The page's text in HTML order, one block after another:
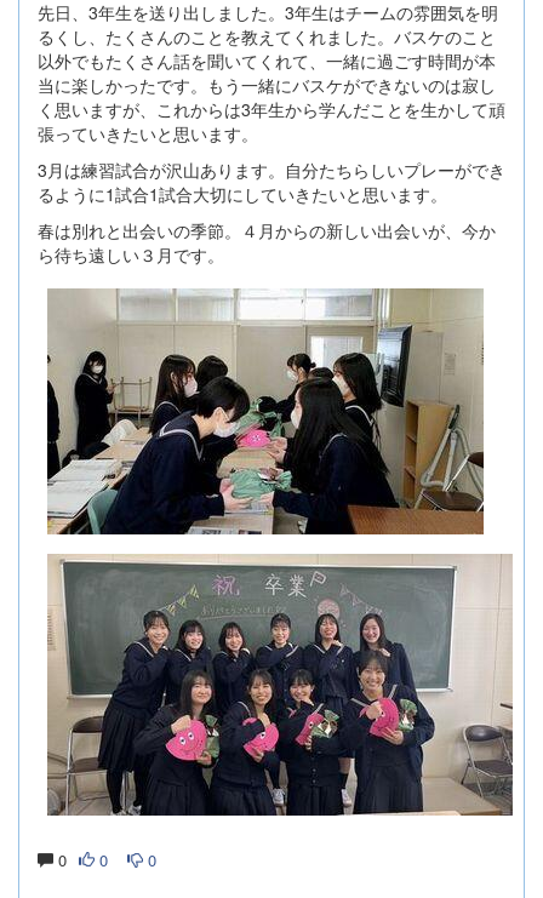
先日、3年生を送り出しました。3年生はチームの雰囲気を明
るくし、たくさんのことを教えてくれました。バスケのこと
以外でもたくさん話を聞いてくれて、一緒に過ごす時間が本
当に楽しかったです。もう一緒にバスケができないのは寂し
く思いますが、これからは3年生から学んだことを生かして頑
張っていきたいと思います。
3月は練習試合が沢山あります。自分たちらしいプレーができ
るように1試合1試合大切にしていきたいと思います。
春は別れと出会いの季節。４月からの新しい出会いが、今か
ら待ち遠しい３月です。
0 0 0